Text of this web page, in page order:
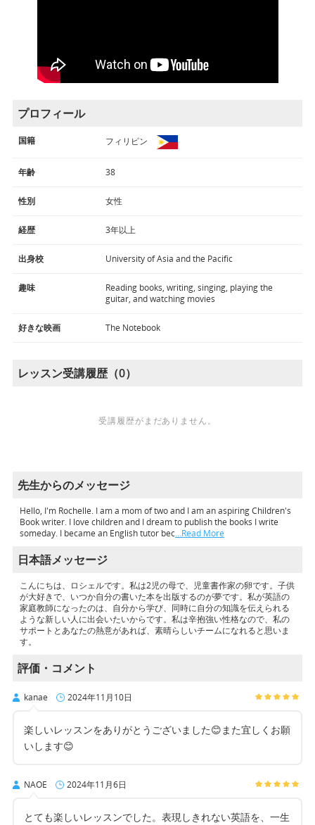
プロフィール
国籍 フィリピン
年齢 38
性別 女性
経歴 3年以上
出身校 University of Asia and the Pacific
趣味
Reading books, writing, singing, playing the
guitar, and watching movies
好きな映画 The Notebook
レッスン受講履歴（0）
受講履歴がまだありません。
先生からのメッセージ
Hello, I'm Rochelle. I am a mom of two and I am an aspiring Children's
Book writer. I love children and I dream to publish the books I write
someday. I became an English tutor bec…Read More
日本語メッセージ
こんにちは、ロシェルです。私は2児の母で、児童書作家の卵です。子供
が大好きで、いつか自分の書いた本を出版するのが夢です。私が英語の
家庭教師になったのは、自分から学び、同時に自分の知識を伝えられる
ような新しい人に出会いたいからです。私は辛抱強い性格なので、私の
サポートとあなたの熱意があれば、素晴らしいチームになれると思いま
す。
評価・コメント
kanae 2024年11月10日
楽しいレッスンをありがとうございました😊また宜しくお願
いします😊
NAOE 2024年11月6日
とても楽しいレッスンでした。表現しきれない英語を、一生